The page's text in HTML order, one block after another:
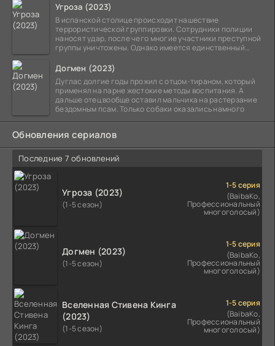
Угроза (2023)
В испанской столице происходит нашествие
террористической группировки. Сотрудники полиции
наносят удар, после чего многие участники преступной
группы уничтожены. Однако имеется единственный
Догмен (2023)
Дуглас долгие годы прожил с отцом-тираном, который
применял на парне жестокие методы воспитания. А
дальше отец вообще оставил мальчика на растерзание
бездомным псам. Только собаки оказались намного
Обновления сериалов
Последние 7 обновлений
Угроза (2023)
(1-5 сезон)
1-5 серия
(BaibaKo,
Профессиональный
многоголосый)
Догмен (2023)
(1-5 сезон)
1-5 серия
(BaibaKo,
Профессиональный
многоголосый)
Вселенная Стивена Кинга
(2023)
(1-5 сезон)
1-5 серия
(BaibaKo,
Профессиональный
многоголосый)